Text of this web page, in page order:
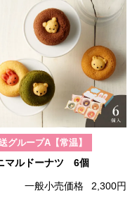
グループA【常温】
マルドーナツ 6個
一般小売価格 2,300円